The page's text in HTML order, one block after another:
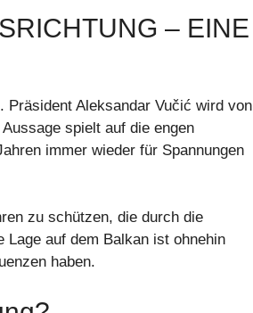
– EINE G
Aleksandar Vučić wird von
spielt auf die engen
immer wieder für Spannungen
zu schützen, die durch die
Lage auf dem Balkan ist ohnehin
haben.